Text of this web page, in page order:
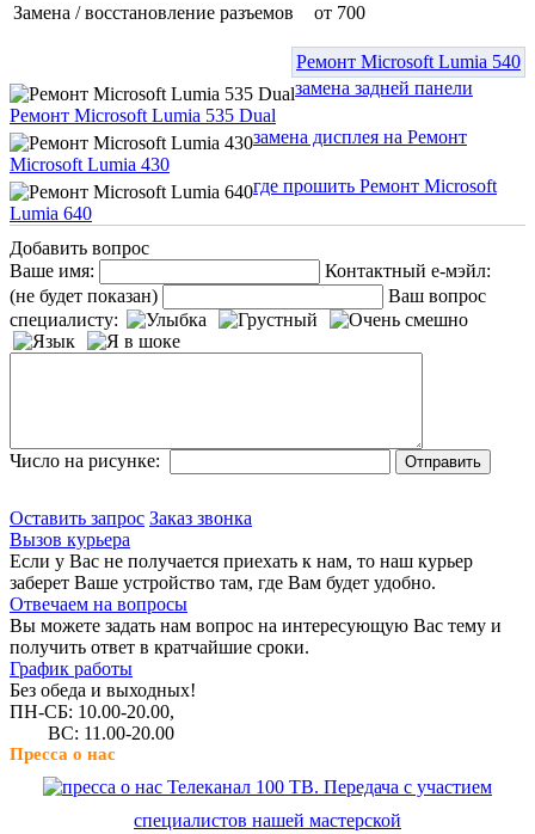
Замена / восстановление разъемов
от 700
Ремонт Microsoft Lumia 540
замена задней панели
Ремонт Microsoft Lumia 535 Dual
замена дисплея на Ремонт
Microsoft Lumia 430
где прошить Ремонт Microsoft
Lumia 640
Добавить вопрос
Ваше имя:
Контактный е-мэйл:
(не будет показан)
Ваш вопрос
специалисту:
Число на рисунке:
Оставить запрос Заказ звонка
Вызов курьера
Если у Вас не получается приехать к нам, то наш курьер
заберет Ваше устройство там, где Вам будет удобно.
Отвечаем на вопросы
Вы можете задать нам вопрос на интересующую Вас тему и
получить ответ в кратчайшие сроки.
График работы
Без обеда и выходных!
ПН-СБ: 10.00-20.00,
ВС: 11.00-20.00
Пресса о нас
Телеканал 100 ТВ. Передача с участием
специалистов нашей мастерской